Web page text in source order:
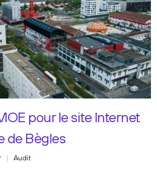
pour le site Internet
de Bègles
Audit